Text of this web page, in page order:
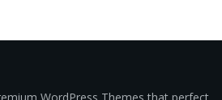
WordPress Themes that perfect